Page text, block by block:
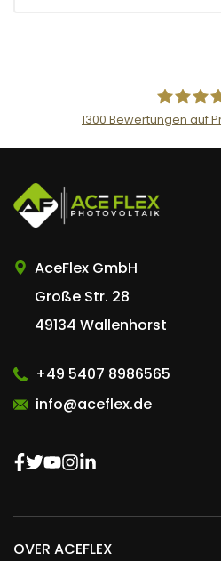
AceFlex
1300 Bewertungen auf
AceFlex GmbH
Große Str. 28
49134 Wallenhorst
+49 5407 8986565
info@aceflex.de
OVER ACEFLEX